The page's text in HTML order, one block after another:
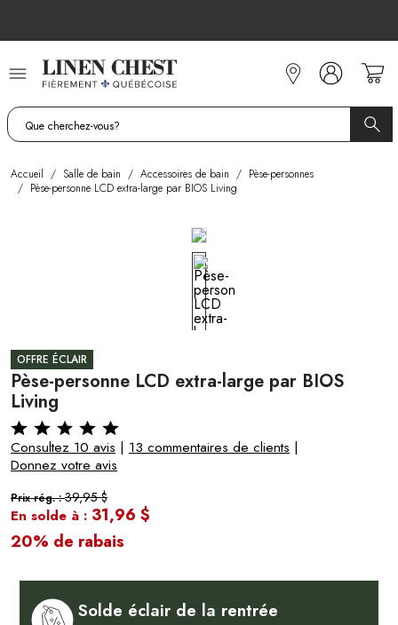
contenu
Accueil / Salle de bain / Accessoires de bain / Pèse-personnes
/ Pèse-personne LCD extra-large par BIOS Living
OFFRE ÉCLAIR
Pèse-personne LCD extra-large par BIOS
Living
Consultez 10 avis | 13 commentaires de clients |
Donnez votre avis
Prix rég. :39,95 $
En solde à : 31,96 $
20% de rabais
Solde éclair de la rentrée